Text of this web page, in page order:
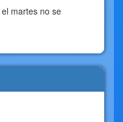
martes no se